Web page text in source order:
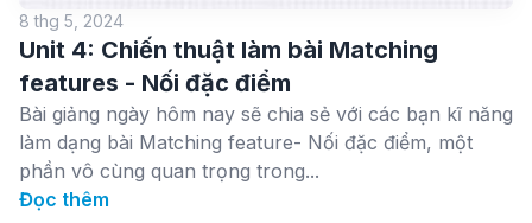
8 thg 5, 2024
Unit 4: Chiến thuật làm bài Matching
features - Nối đặc điểm
Bài giảng ngày hôm nay sẽ chia sẻ với các bạn kĩ năng
làm dạng bài Matching feature- Nối đặc điểm, một
phần vô cùng quan trọng trong...
Đọc thêm